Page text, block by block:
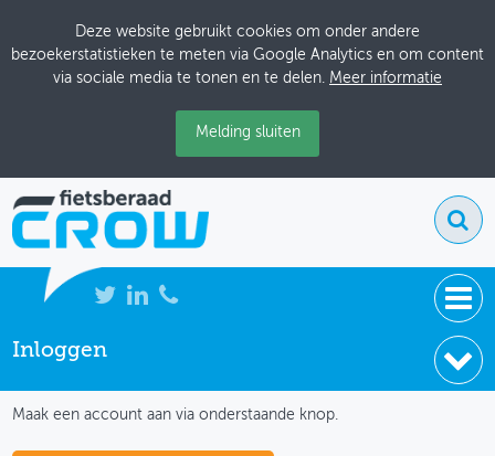
Deze website gebruikt cookies om onder andere
bezoekerstatistieken te meten via Google Analytics en om content
via sociale media te tonen en te delen. Meer informatie
Melding sluiten
NIEUWS
Inloggen
Maak een account aan via onderstaande knop.